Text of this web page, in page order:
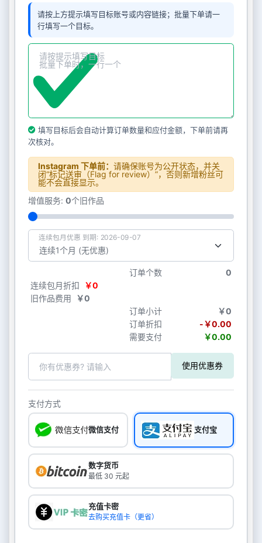
请按上方提示填写目标账号或内容链接；批量下单请一
行填写一个目标。
填写目标后会自动计算订单数量和应付金额，下单前请再
次核对。
Instagram 下单前： 请确保账号为公开状态，并关
闭“标记送审（Flag for review）”，否则新增粉丝可
能不会直接显示。
增值服务: 0个旧作品
连续包月优惠 到期: 2026-09-07
订单个数
0
连续包月折扣
￥0
旧作品费用
￥0
订单小计
￥0
订单折扣
-￥0.00
需要支付
￥0.00
使用优惠券
支付方式
微信支付 支付宝
数字货币
最低 30 元起
充值卡密
去购买充值卡（更省）